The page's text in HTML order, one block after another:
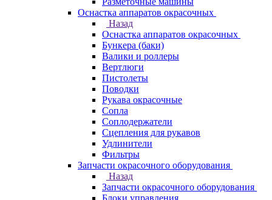
Оснастка аппаратов окрасочных
Назад
Оснастка аппаратов окрасочных
Бункера (баки)
Валики и роллеры
Вертлюги
Пистолеты
Поводки
Рукава окрасочные
Сопла
Соплодержатели
Сцепления для рукавов
Удлинители
Фильтры
Запчасти окрасочного оборудования
Назад
Запчасти окрасочного оборудования
Блоки управления